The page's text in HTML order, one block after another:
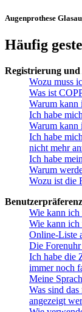
Augenprothese
Häufig
Registrierung
Wozu muss
Was ist
Warum kann
Ich habe
Warum kann
Ich habe
nicht mehr
Ich habe
Warum
Wozu ist die
Wie kann ich
Wie kann ich
Online-Liste
Die
Ich habe die
immer noch
Meine
Was sind
angezeigt